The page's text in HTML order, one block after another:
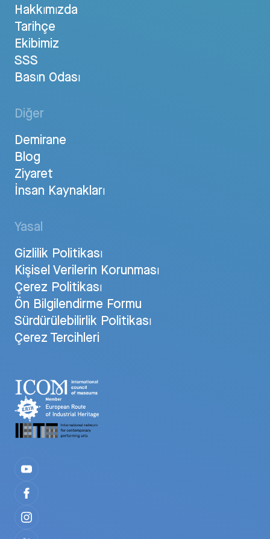
Hakkımızda
Tarihçe
Ekibimiz
SSS
Basın Odası
Diğer
Demirane
Blog
Ziyaret
İnsan Kaynakları
Yasal
Gizlilik Politikası
Kişisel Verilerin Korunması
Çerez Politikası
Ön Bilgilendirme Formu
Sürdürülebilirlik Politikası
Çerez Tercihleri